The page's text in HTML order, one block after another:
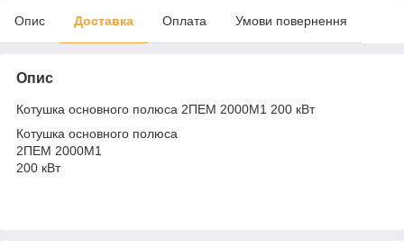
Опис Доставка Оплата Умови повернення
Опис
Котушка основного полюса 2ПЕМ 2000М1 200 кВт
Котушка основного полюса
2ПЕМ 2000М1
200 кВт